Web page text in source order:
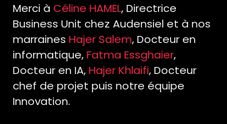
Merci à Céline HAMEL, Directrice
Business Unit chez Audensiel et à nos
marraines Hajer Salem, Docteur en
informatique, Fatma Essghaier,
Docteur en IA, Hajer Khlaifi, Docteur
chef de projet puis notre équipe
Innovation.